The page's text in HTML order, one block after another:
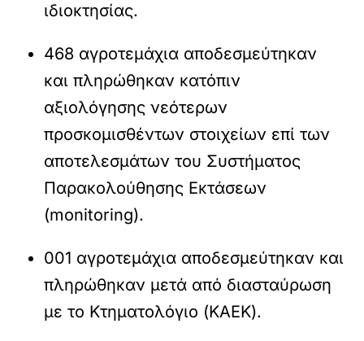
ιδιοκτησίας.
468 αγροτεμάχια αποδεσμεύτηκαν
και πληρώθηκαν κατόπιν
αξιολόγησης νεότερων
προσκομισθέντων στοιχείων επί των
αποτελεσμάτων του Συστήματος
Παρακολούθησης Εκτάσεων
(monitoring).
001 αγροτεμάχια αποδεσμεύτηκαν και
πληρώθηκαν μετά από διασταύρωση
με το Κτηματολόγιο (ΚΑΕΚ).